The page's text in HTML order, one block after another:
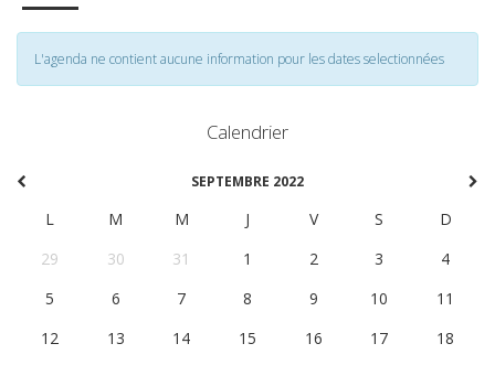
L'agenda ne contient aucune information pour les dates selectionnées
Calendrier
SEPTEMBRE 2022
L M M J V S
D
29
30 31 1 2 3
4
5
6 7 8 9 10
11
12
13 14 15 16 17
18